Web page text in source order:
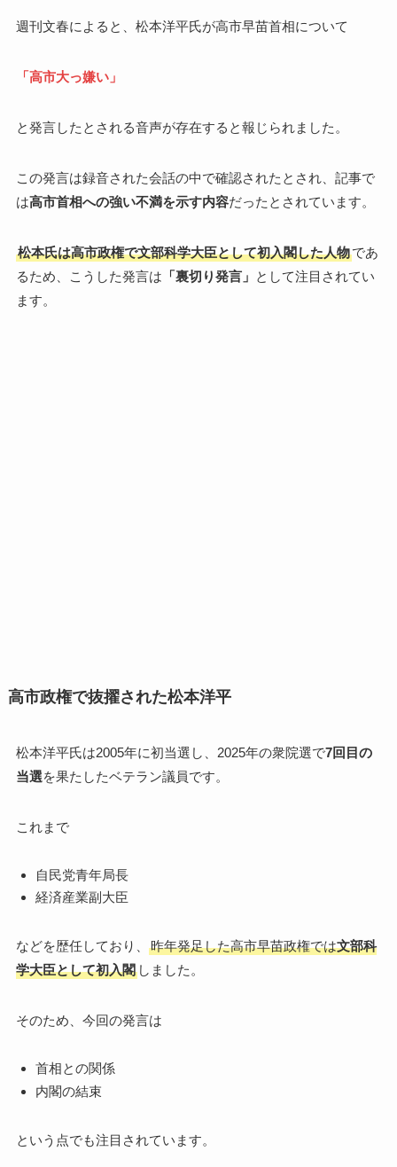
週刊文春によると、松本洋平氏が高市早苗首相について
「高市大っ嫌い」
と発言したとされる音声が存在すると報じられました。
この発言は録音された会話の中で確認されたとされ、記事で
は高市首相への強い不満を示す内容だったとされています。
松本氏は高市政権で文部科学大臣として初入閣した人物であ
るため、こうした発言は 「裏切り発言」 として注目されてい
ます。
高市政権で抜擢された松本洋平
松本洋平氏は2005年に初当選し、2025年の衆院選で7回目の
当選を果たしたベテラン議員です。
これまで
自民党青年局長
経済産業副大臣
などを歴任しており、 昨年発足した高市早苗政権では文部科
学大臣として初入閣しました。
そのため、今回の発言は
首相との関係
内閣の結束
という点でも注目されています。